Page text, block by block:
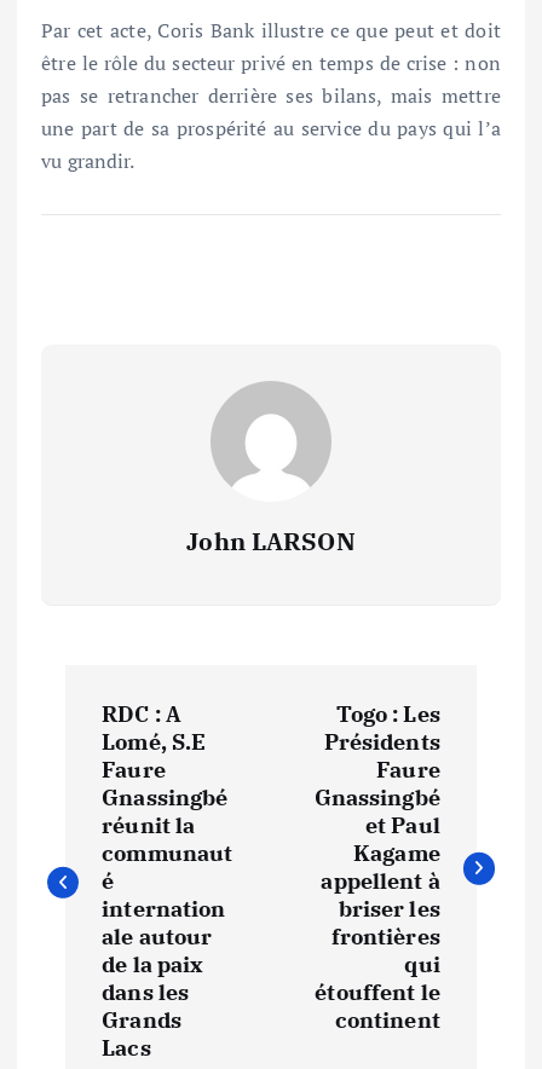
Par cet acte, Coris Bank illustre ce que peut et doit
être le rôle du secteur privé en temps de crise : non
pas se retrancher derrière ses bilans, mais mettre
une part de sa prospérité au service du pays qui l’a
vu grandir.
John LARSON
i
RDC : A
Lomé, S.E
Faure
Gnassingbé
réunit la
communaut
é
internation
ale autour
de la paix
dans les
Grands
Lacs
Togo : Les
Présidents
Faure
Gnassingbé
et Paul
Kagame
appellent à
briser les
frontières
qui
étouffent le
continent